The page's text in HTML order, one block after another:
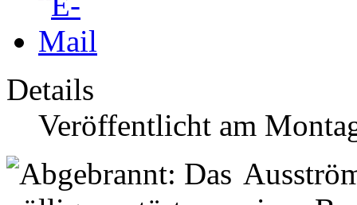
Details
Veröffentlicht am